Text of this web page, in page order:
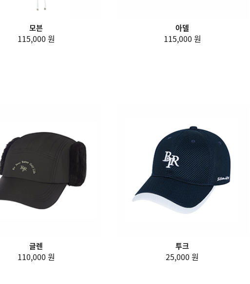
모븐
115,000 원
아델
115,000 원
글렌
110,000 원
투크
25,000 원